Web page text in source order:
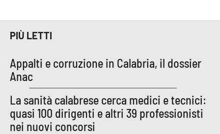
Catanzarochannel.it
APP
Android
Apple
PIÙ LETTI
Appalti e corruzione in Calabria, il dossier
Anac
La sanità calabrese cerca medici e tecnici:
quasi 100 dirigenti e altri 39 professionisti
nei nuovi concorsi